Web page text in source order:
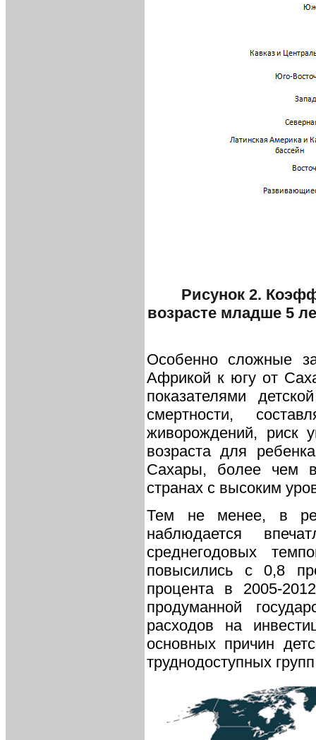
Рисунок 2.
возрасте младше 5
Особенно сложные
Африкой к югу от
показателями
смертности,
живорождений, риск
возраста для
Сахары, более чем
странах с высоким
Тем не менее, в
наблюдается
среднегодовых
повысились с 0,8
процента в 2005-
продуманной
расходов на
основных причин
труднодоступных